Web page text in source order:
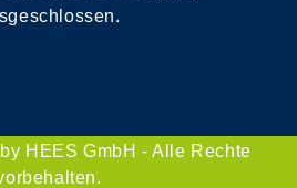
HEES GmbH - Alle Rechte